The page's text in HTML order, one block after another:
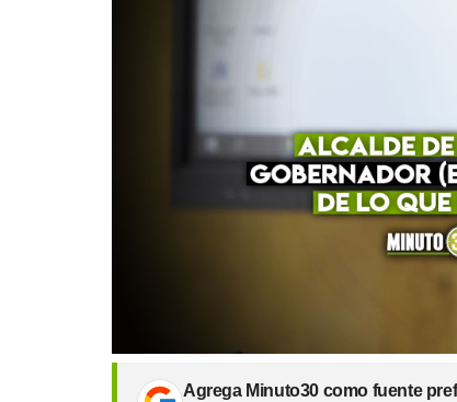
Agrega Minuto30 como fuente